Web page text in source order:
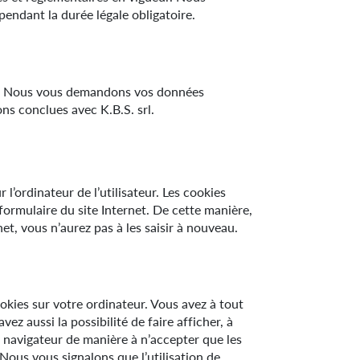
la durée légale obligatoire.
vous demandons vos données
conclues avec K.B.S. srl.
de l’utilisateur. Les cookies
du site Internet. De cette manière,
n’aurez pas à les saisir à nouveau.
sur votre ordinateur. Vous avez à tout
aussi la possibilité de faire afficher, à
de manière à n’accepter que les
vous signalons que l’utilisation de